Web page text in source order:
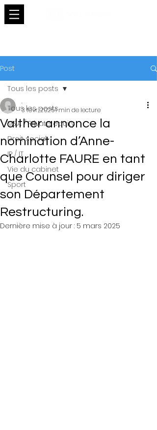
Post
Tous les posts
M&A / Private equity
Droit social
IP / IT
Vie du cabinet
Sport
Tous les posts
Valther annonce la
nomination d’Anne-
Charlotte FAURE en tant
que Counsel pour diriger
son Département
Restructuring.
.
3 févr. 20251 min de lecture
Dernière mise à jour : 5 mars 2025